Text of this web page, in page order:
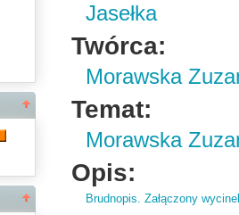
Jasełka
Twórca:
Morawska
Temat:
Morawska
Opis:
Brudnopis. Załączony